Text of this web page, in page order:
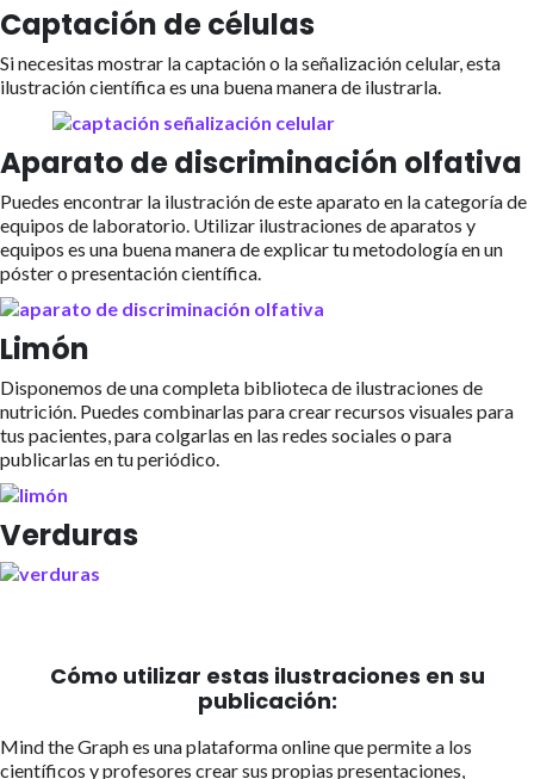
Captación de células
Si necesitas mostrar la captación o la señalización celular, esta
ilustración científica es una buena manera de ilustrarla.
Aparato de discriminación olfativa
Puedes encontrar la ilustración de este aparato en la categoría de
equipos de laboratorio. Utilizar ilustraciones de aparatos y
equipos es una buena manera de explicar tu metodología en un
póster o presentación científica.
Limón
Disponemos de una completa biblioteca de ilustraciones de
nutrición. Puedes combinarlas para crear recursos visuales para
tus pacientes, para colgarlas en las redes sociales o para
publicarlas en tu periódico.
Verduras
Cómo utilizar estas ilustraciones en su
publicación:
Mind the Graph es una plataforma online que permite a los
científicos y profesores crear sus propias presentaciones,